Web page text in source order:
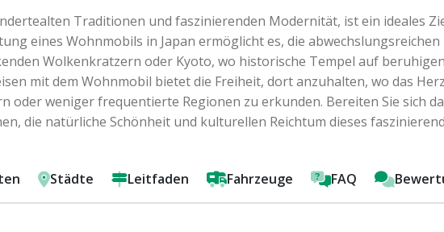
Traditionen und faszinierenden Modernität, ist ein ideales
eines Wohnmobils in Japan ermöglicht es, die
Wolkenkratzern oder Kyoto, wo historische Tempel auf
mit dem Wohnmobil bietet die Freiheit, dort anzuhalten, wo das
oder weniger frequentierte Regionen zu erkunden. Bereiten Sie sich
die natürliche Schönheit und kulturellen Reichtum dieses
Städte Leitfaden Fahrzeuge FAQ